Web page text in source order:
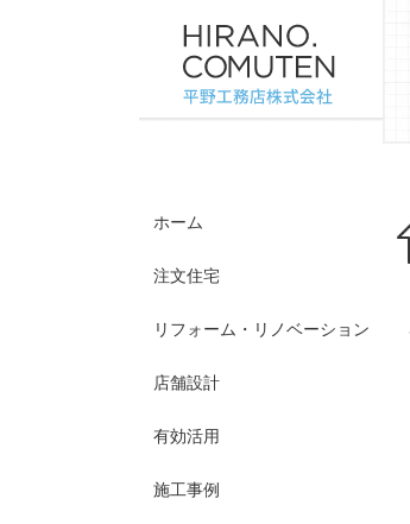
ホーム
注文住宅
リフォーム・リノベーション
店舗設計
有効活用
施工事例